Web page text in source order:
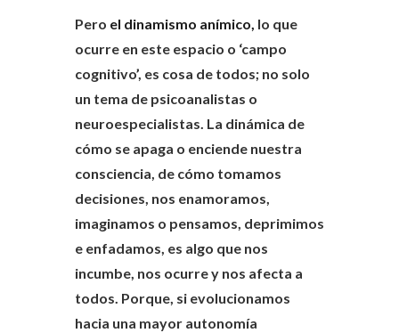
Pero el dinamismo anímico, lo que
ocurre en este espacio o ‘campo
cognitivo’, es cosa de todos; no solo
un tema de psicoanalistas o
neuroespecialistas. La dinámica de
cómo se apaga o enciende nuestra
consciencia, de cómo tomamos
decisiones, nos enamoramos,
imaginamos o pensamos, deprimimos
e enfadamos, es algo que nos
incumbe, nos ocurre y nos afecta a
todos. Porque, si evolucionamos
hacia una mayor autonomía